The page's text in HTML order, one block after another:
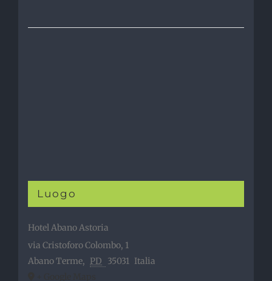
Luogo
Hotel Abano Astoria
via Cristoforo Colombo, 1
Abano Terme, PD 35031 Italia